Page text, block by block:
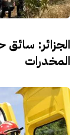
الجزائر:
المخدرات